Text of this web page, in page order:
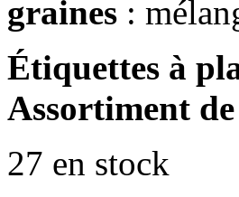
graines :
Étiquettes à
Assortiment
27 en stock